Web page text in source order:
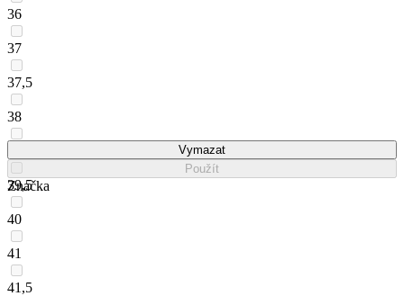
36
37
37,5
38
39,5
40
41
41,5
Vymazat
Použít
Značka